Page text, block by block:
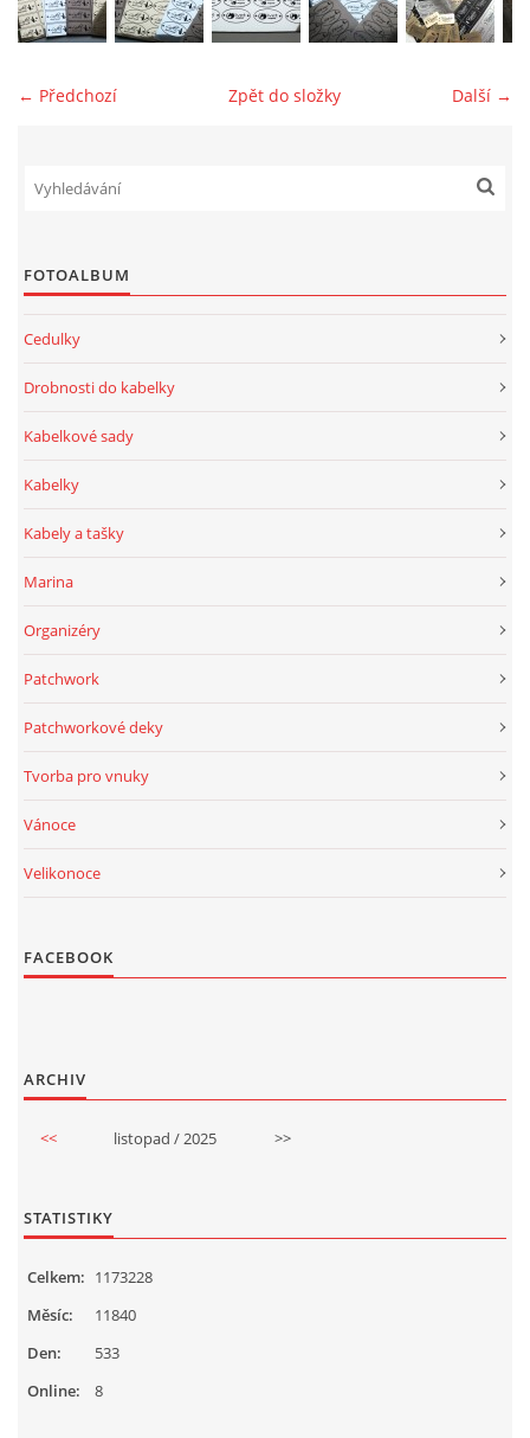
← Předchozí Další →
Zpět do složky
FOTOALBUM
Cedulky
Drobnosti do kabelky
Kabelkové sady
Kabelky
Kabely a tašky
Marina
Organizéry
Patchwork
Patchworkové deky
Tvorba pro vnuky
Vánoce
Velikonoce
FACEBOOK
ARCHIV
<< listopad / 2025 >>
STATISTIKY
Online: 8
Celkem: 1173228
Měsíc:
11840
Den:
533